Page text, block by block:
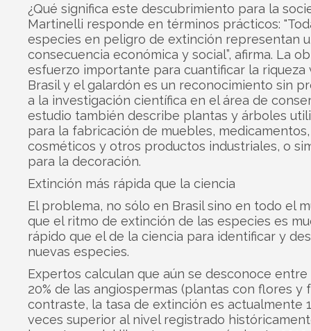
¿Qué significa este descubrimiento para la
Martinelli responde en términos prácticos:
especies en peligro de extinción representan
consecuencia económica y social”, afirma. La
esfuerzo importante para cuantificar la riqueza
Brasil y el galardón es un reconocimiento sin
a la investigación científica en el área de
estudio también describe plantas y árboles
para la fabricación de muebles, medicamentos,
cosméticos y otros productos industriales, o
para la decoración.
Extinción más rápida que la ciencia
El problema, no sólo en Brasil sino en todo el
que el ritmo de extinción de las especies es
rápido que el de la ciencia para identificar y
nuevas especies.
Expertos calculan que aún se desconoce entre
20% de las angiospermas (plantas con flores y
contraste, la tasa de extinción es actualmente
veces superior al nivel registrado